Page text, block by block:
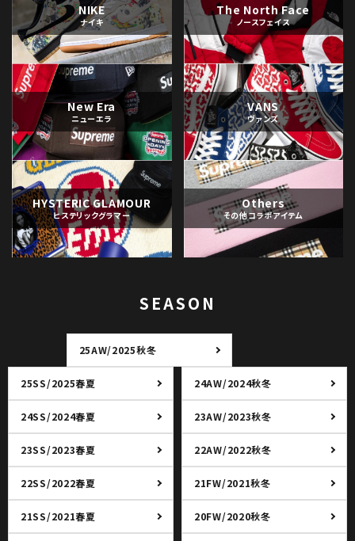
NIKE
ナイキ
The North Face
ノースフェイス
New Era
ニューエラ
VANS
ヴァンズ
HYSTERIC GLAMOUR
ヒステリックグラマー
Others
その他コラボアイテム
SEASON
25AW/2025秋冬
25SS/2025春夏 24AW/2024秋冬
24SS/2024春夏 23AW/2023秋冬
23SS/2023春夏 22AW/2022秋冬
22SS/2022春夏 21FW/2021秋冬
21SS/2021春夏 20FW/2020秋冬